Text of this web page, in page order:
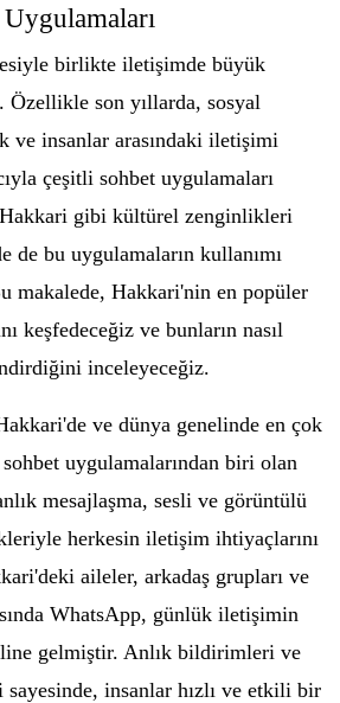
birlikte iletişimde büyük
Özellikle son yıllarda, sosyal
ve insanlar arasındaki iletişimi
çeşitli sohbet uygulamaları
gibi kültürel zenginlikleri
de bu uygulamaların kullanımı
makalede, Hakkari'nin en popüler
keşfedeceğiz ve bunların nasıl
inceleyeceğiz.
ve dünya genelinde en çok
uygulamalarından biri olan
mesajlaşma, sesli ve görüntülü
herkesin iletişim ihtiyaçlarını
aileler, arkadaş grupları ve
WhatsApp, günlük iletişimin
gelmiştir. Anlık bildirimleri ve
insanlar hızlı ve etkili bir